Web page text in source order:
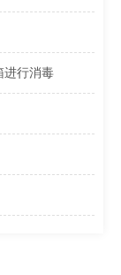
进行消毒